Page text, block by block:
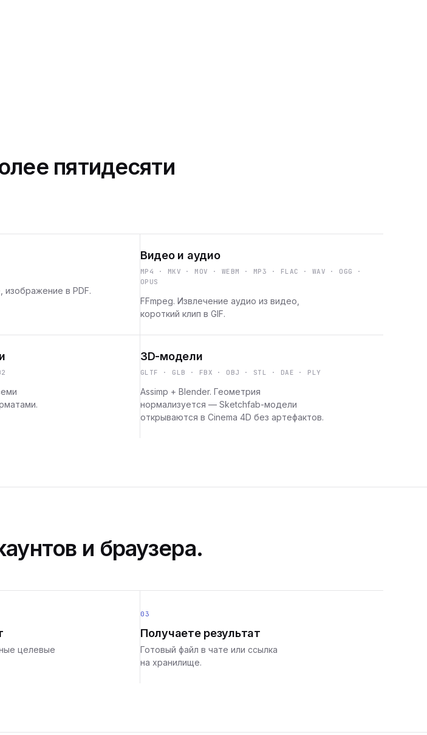
пятидесяти
в PDF.
Видео и аудио
MP4 · MKV · MOV · WEBM · MP3 · FLAC · WAV · OGG ·
OPUS
FFmpeg. Извлечение аудио из видео,
короткий клип в GIF.
3D-модели
GLTF · GLB · FBX · OBJ · STL · DAE · PLY
Assimp + Blender. Геометрия
нормализуется — Sketchfab-модели
открываются в Cinema 4D без артефактов.
и браузера.
целевые
03
Получаете результат
Готовый файл в чате или ссылка
на хранилище.